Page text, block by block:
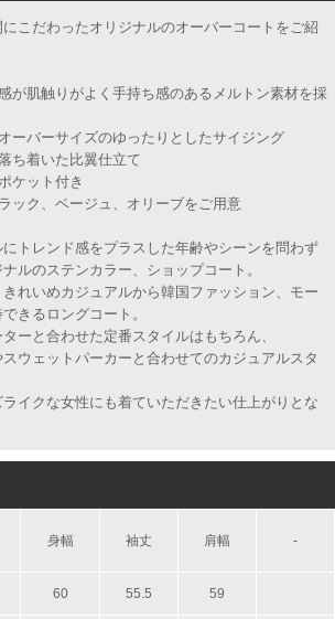
こだわったオリジナルのオーバーコートをご紹
が肌触りがよく手持ち感のあるメルトン素材を採
ーバーサイズのゆったりとしたサイジング
ち着いた比翼仕立て
ケット付き
ック、ベージュ、オリーブをご用意
にトレンド感をプラスした年齢やシーンを問わず
ルのステンカラー、ショップコート。
れいめカジュアルから韓国ファッション、モー
きるロングコート。
ーと合わせた定番スタイルはもちろん、
ウェットパーカーと合わせてのカジュアルスタ
イクな女性にも着ていただきたい仕上がりとな
身幅 袖丈 肩幅 -
60 55.5 59